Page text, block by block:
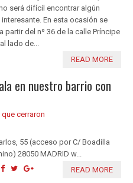
será difícil encontrar algún
En esta ocasión se
partir del nº 36 de la calle Príncipe
lado de...
READ MORE
en nuestro barrio con
cerraron
55 (acceso por C/ Boadilla
28050 MADRID w...
READ MORE